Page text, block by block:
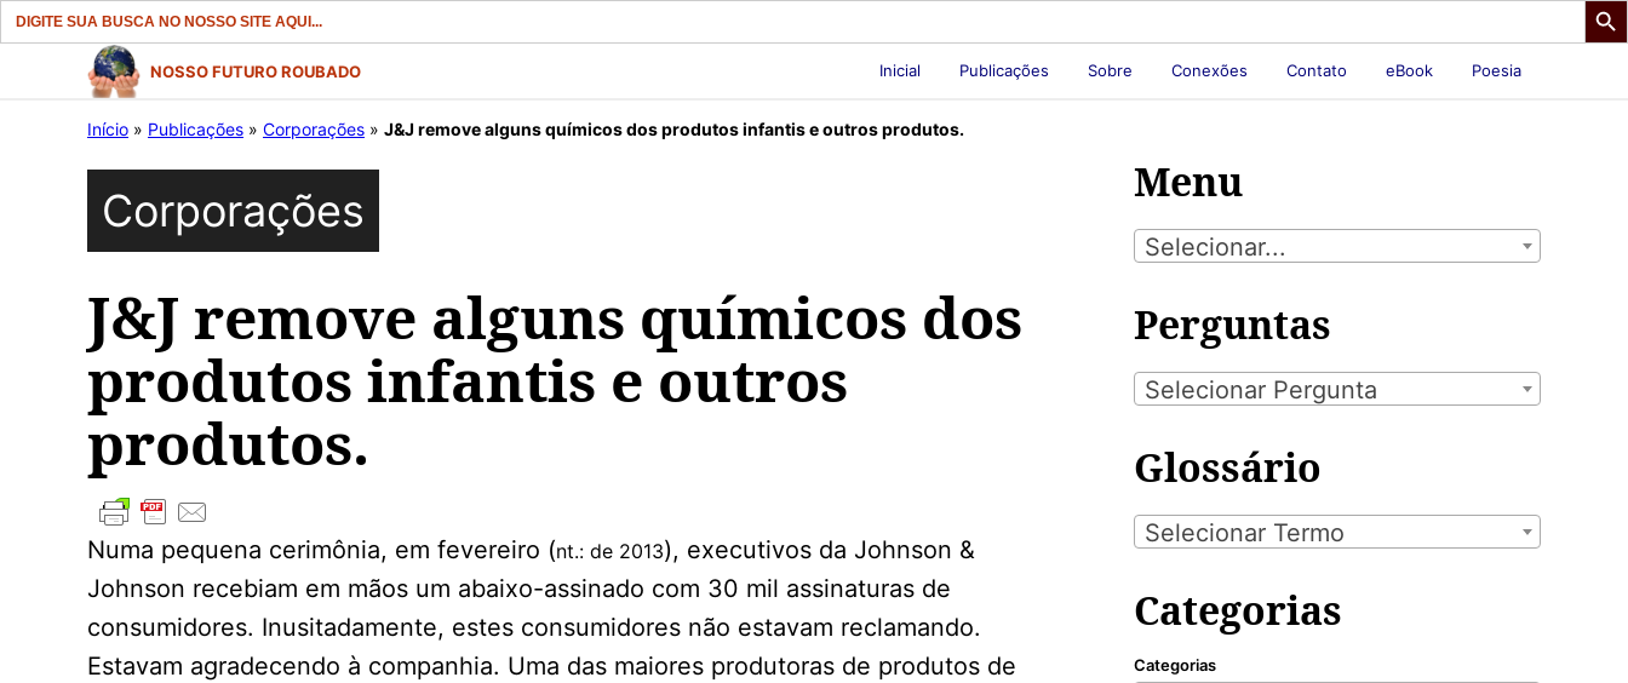
Search
for:
conteúdo
NOSSO FUTURO ROUBADO Inicial Publicações Sobre Conexões Contato eBook Poesia
Início » Publicações » Corporações » J&J remove alguns químicos dos produtos infantis e outros produtos.
Corporações
J&J remove alguns químicos dos
produtos infantis e outros
produtos.
Numa pequena cerimônia, em fevereiro (nt.: de 2013), executivos da Johnson &
Johnson recebiam em mãos um abaixo-assinado com 30 mil assinaturas de
consumidores. Inusitadamente, estes consumidores não estavam reclamando.
Estavam agradecendo à companhia. Uma das maiores produtoras de produtos de
Menu
Selecionar...
Perguntas
Selecionar Pergunta
Glossário
Selecionar Termo
Categorias
Categorias